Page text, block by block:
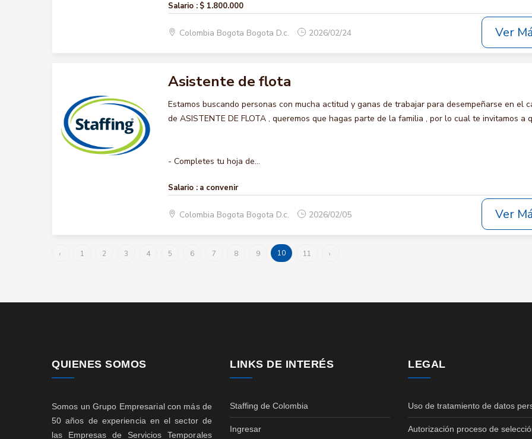
Salario : $ 1.800.000
Colombia Bogota Bogota D.c. 2026/02/24 Ver
Asistente de flota
Estamos buscando personas con mucha actitud y ganas de trabajar para desempeñarse en el
de ASISTENTE DE FLOTA , queremos que hagas parte de la familia , por lo cual te invitamos a
- Completes tu hoja de...
Salario : a convenir
Colombia Bogota Bogota D.c. 2026/02/05 Ver
‹ 1 2 3 4 5 6 7 8 9 10 11 ›
QUIENES SOMOS
Somos un Grupo Empresarial con más de
50 años de experiencia en el sector de
las Empresas de Servicios Temporales
LINKS DE INTERÉS
Staffing de Colombia
Ingresar
LEGAL
Uso de tratamiento de datos
Autorización proceso de